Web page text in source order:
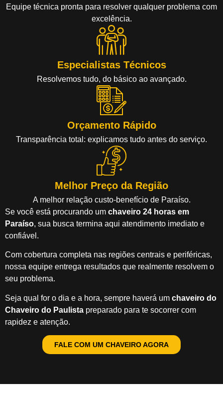
Equipe técnica pronta para resolver qualquer problema com
excelência.
Especialistas Técnicos
Resolvemos tudo, do básico ao avançado.
Orçamento Rápido
Transparência total: explicamos tudo antes do serviço.
Melhor Preço da Região
A melhor relação custo-benefício de Paraíso.
Se você está procurando um chaveiro 24 horas em
Paraíso, sua busca termina aqui atendimento imediato e
confiável.
Com cobertura completa nas regiões centrais e periféricas,
nossa equipe entrega resultados que realmente resolvem o
seu problema.
Seja qual for o dia e a hora, sempre haverá um chaveiro do
Chaveiro do Paulista preparado para te socorrer com
rapidez e atenção.
FALE COM UM CHAVEIRO AGORA